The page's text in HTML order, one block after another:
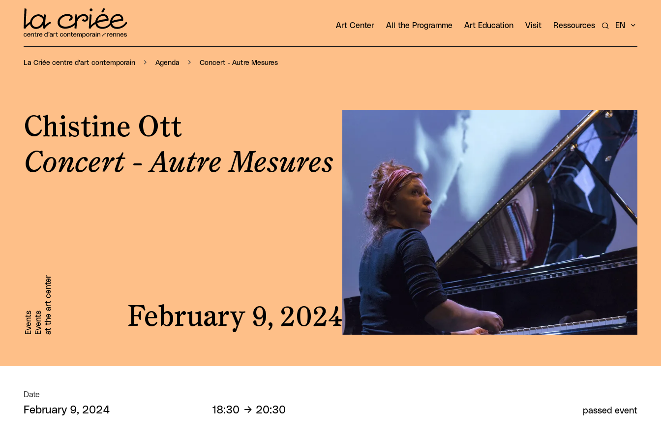
Art Center All the Programme Art Education Visit Ressources Search
EN
La Criée centre d'art contemporain Agenda Concert - Autre Mesures
Concert - Autre Mesures
Chistine Ott
February 9, 2024
EventsEventsat the art center
Date
February 9, 2024 18:30 20:30 passed event